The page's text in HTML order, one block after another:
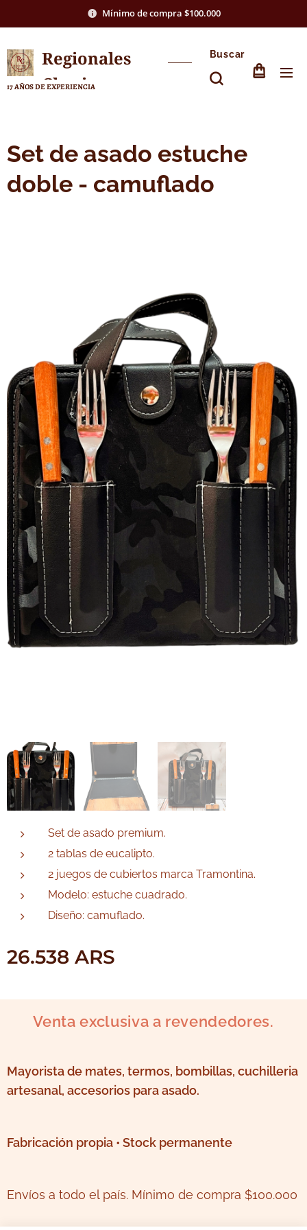
Mínimo de compra $100.000
Regionales
Chasico
17 AÑOS DE EXPERIENCIA
Buscar
Set de asado estuche
doble - camuflado
Set de asado premium.
2 tablas de eucalipto.
2 juegos de cubiertos marca Tramontina.
Modelo: estuche cuadrado.
Diseño: camuflado.
26.538 ARS
Venta exclusiva a revendedores.
Mayorista de mates, termos, bombillas, cuchilleria
artesanal, accesorios para asado.
Fabricación propia • Stock permanente
Envíos a todo el país. Mínimo de compra $100.000